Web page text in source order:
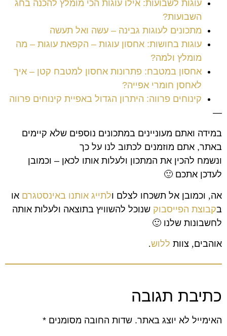
עוגות לשבועות: אילו עוגות הכי מומלץ להכנה בחג
השבועות?
מתכונים לעוגות גבינה – עשה ואל תעשה
עוגות בחושות: אחסון עוגות – הקפאת עוגות – מה
מומלץ ולמה?
אחסון במטבח: פתרונות אחסון למטבח קטן – איך
לאחסן חומרי אפייה?
קינוחים פרווה: היתרון הגדול באפיית קינוחים פרווה
—
במידה ואתם מעוניינים במתכונים נוספים שלא קיימים
באתר, אתם מוזמנים לכתוב לנו על כך
ונשמח להכין את המתכון ולעלות אותו לכאן – וכמובן
לעדכן אתכם 🙂
אה, וכמובן אל תשכחו לצלם ולתייג אותנו באינסטגרם או
בקבוצת הפייסבוק שנוכל להשוויץ בתוצאה ולעלות אותה
לחשבונות שלנו 🙂
אוהבים, צוות ללוש.
כתיבת תגובה
האימייל לא יוצג באתר. שדות החובה מסומנים *